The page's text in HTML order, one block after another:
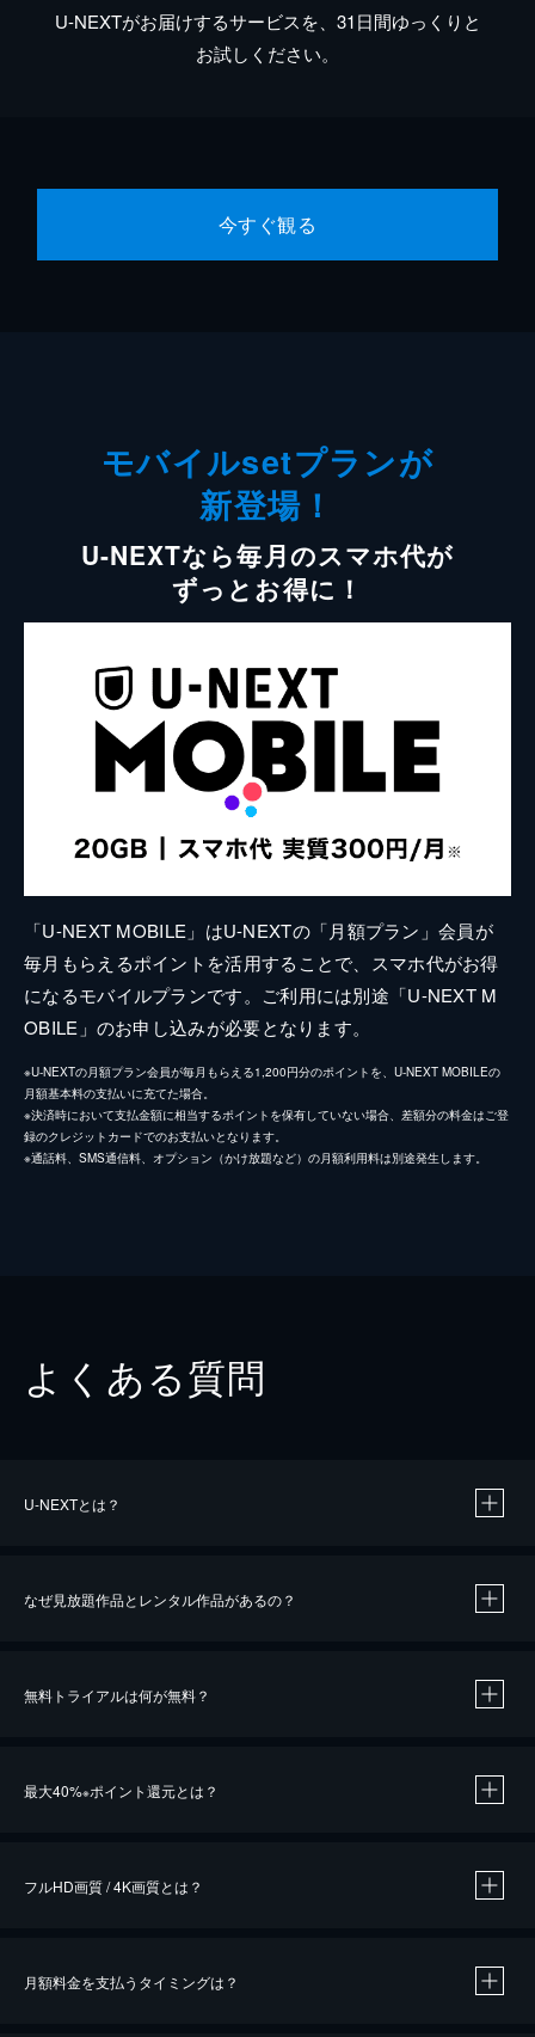
U-NEXTがお届けするサービスを、31日間ゆっくりと
お試しください。
今すぐ観る
モバイルsetプランが
新登場！
U-NEXTなら毎月のスマホ代が
ずっとお得に！
「U-NEXT MOBILE」はU-NEXTの「月額プラン」会員が
毎月もらえるポイントを活用することで、スマホ代がお得
になるモバイルプランです。ご利用には別途「U-NEXT M
OBILE」のお申し込みが必要となります。
※U-NEXTの月額プラン会員が毎月もらえる1,200円分のポイントを、U-NEXT MOBILEの
月額基本料の支払いに充てた場合。
※決済時において支払金額に相当するポイントを保有していない場合、差額分の料金はご登
録のクレジットカードでのお支払いとなります。
※通話料、SMS通信料、オプション（かけ放題など）の月額利用料は別途発生します。
よくある質問
U-NEXTとは？
なぜ見放題作品とレンタル作品があるの？
無料トライアルは何が無料？
最大40%※ポイント還元とは？
※40％ポイント還元の対象は、クレジットカード決済による作品の購入 / レンタルです。
フルHD画質 / 4K画質とは？
月額料金を支払うタイミングは？